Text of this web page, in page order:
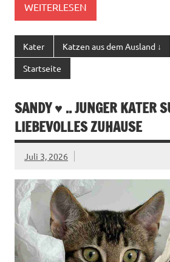
WEITERLESEN
Kater Katzen aus dem Ausland ↓
Startseite
SANDY ♥ .. JUNGER KATER
LIEBEVOLLES ZUHAUSE
Juli 3, 2026